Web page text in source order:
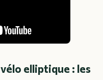
elliptique : les